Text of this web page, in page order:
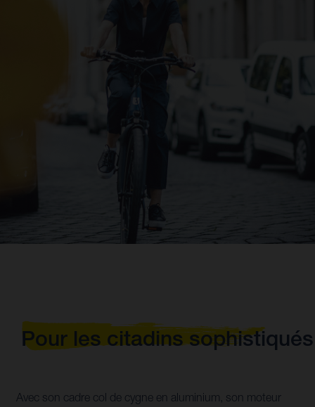
Pour les citadins
Avec son cadre col de cygne en aluminium, son moteur